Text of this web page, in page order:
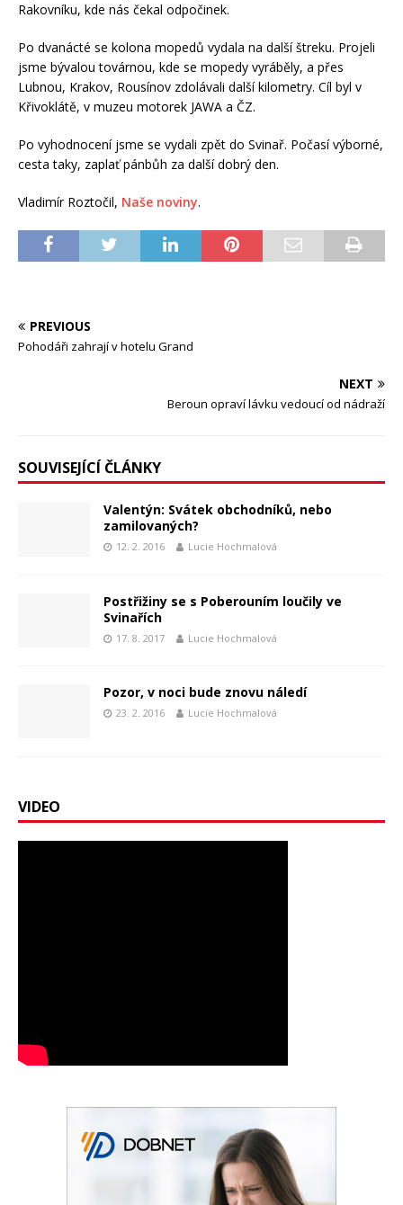
Rakovníku, kde nás čekal odpočinek.
Po dvanácté se kolona mopedů vydala na další štreku. Projeli
jsme bývalou továrnou, kde se mopedy vyráběly, a přes
Lubnou, Krakov, Rousínov zdolávali další kilometry. Cíl byl v
Křivoklátě, v muzeu motorek JAWA a ČZ.
Po vyhodnocení jsme se vydali zpět do Svinař. Počasí výborné,
cesta taky, zaplať pánbůh za další dobrý den.
Vladimír Roztočil, Naše noviny.
PREVIOUS
Pohodáři zahrají v hotelu Grand
NEXT
Beroun opraví lávku vedoucí od nádraží
SOUVISEJÍCÍ ČLÁNKY
Valentýn: Svátek obchodníků, nebo
zamilovaných?
12. 2. 2016 Lucie Hochmalová
Postřižiny se s Poberouním loučily ve
Svinařích
17. 8. 2017 Lucie Hochmalová
Pozor, v noci bude znovu náledí
23. 2. 2016 Lucie Hochmalová
VIDEO